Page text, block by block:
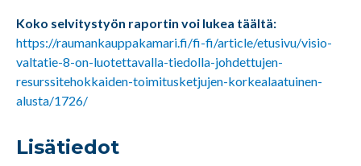
Koko selvitystyön raportin voi lukea täältä:
https://raumankauppakamari.fi/fi-fi/article/etusivu/visio-
valtatie-8-on-luotettavalla-tiedolla-johdettujen-
resurssitehokkaiden-toimitusketjujen-korkealaatuinen-
alusta/1726/
Lisätiedot